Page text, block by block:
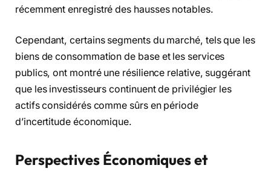
récemment enregistré des hausses notables.
Cependant, certains segments du marché, tels que les
biens de consommation de base et les services
publics, ont montré une résilience relative, suggérant
que les investisseurs continuent de privilégier les
actifs considérés comme sûrs en période
d’incertitude économique.
Perspectives Économiques et